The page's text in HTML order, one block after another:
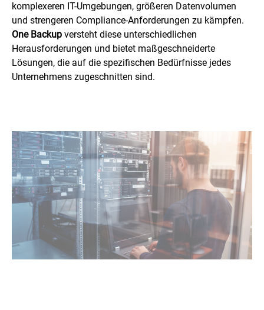
komplexeren IT-Umgebungen, größeren Datenvolumen
und strengeren Compliance-Anforderungen zu kämpfen.
One Backup versteht diese unterschiedlichen
Herausforderungen und bietet maßgeschneiderte
Lösungen, die auf die spezifischen Bedürfnisse jedes
Unternehmens zugeschnitten sind.